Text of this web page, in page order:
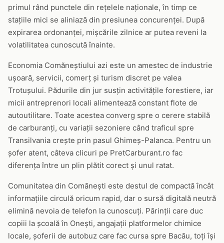
primul rând punctele din rețelele naționale, în timp ce
stațiile mici se aliniază din presiunea concurenței. După
expirarea ordonanței, mișcările zilnice ar putea reveni la
volatilitatea cunoscută înainte.
Economia Comăneștiului azi este un amestec de industrie
ușoară, servicii, comerț și turism discret pe valea
Trotușului. Pădurile din jur susțin activitățile forestiere, iar
micii antreprenori locali alimentează constant flote de
autoutilitare. Toate acestea converg spre o cerere stabilă
de carburanți, cu variații sezoniere când traficul spre
Transilvania crește prin pasul Ghimeș-Palanca. Pentru un
șofer atent, câteva clicuri pe PretCarburant.ro fac
diferența între un plin plătit corect și unul ratat.
Comunitatea din Comănești este destul de compactă încât
informațiile circulă oricum rapid, dar o sursă digitală neutră
elimină nevoia de telefon la cunoscuți. Părinții care duc
copiii la școală în Onești, angajații platformelor chimice
locale, șoferii de autobuz care fac cursa spre Bacău, toți își